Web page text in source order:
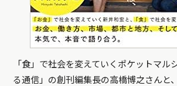
「食」で社会を変えていくポケットマル
る通信」の創刊編集長の高橋博之さんと